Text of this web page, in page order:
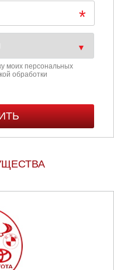
моих персональных
обработки